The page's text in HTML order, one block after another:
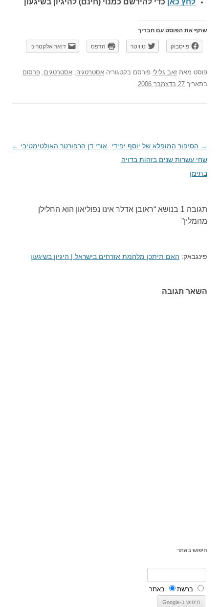
לחץ כאן כדי להירשם כמנוי (חינם) להיגיון בשיגעון
שתף את הפוסט עם חבריך
פייסבוק טוויטר הדפס דואר אלקטרוני
פוסט מאת זאב גלילי פורסם בקטגוריה אסטרטגיה, אסטרטגים, פרסום
בתאריך 27 בדצמבר 2006 .
ניווט
בפוסטים
→ הסיפור המופלא של יוסף יפידי
שחי עשרות שנים בזהות בדויה
בתימן
אורי דן הרפורטר האולטימטיבי ←
תגובה 1 בנושא “
ראובן אדלר אינו נפוליאון הוא החלילן
מהמלין”
פינגבאק: האם תיתכן מלחמת אזרחים בישראל | היגיון בשיגעון
השאר תגובה
חיפוש באתר
ברשת באתר